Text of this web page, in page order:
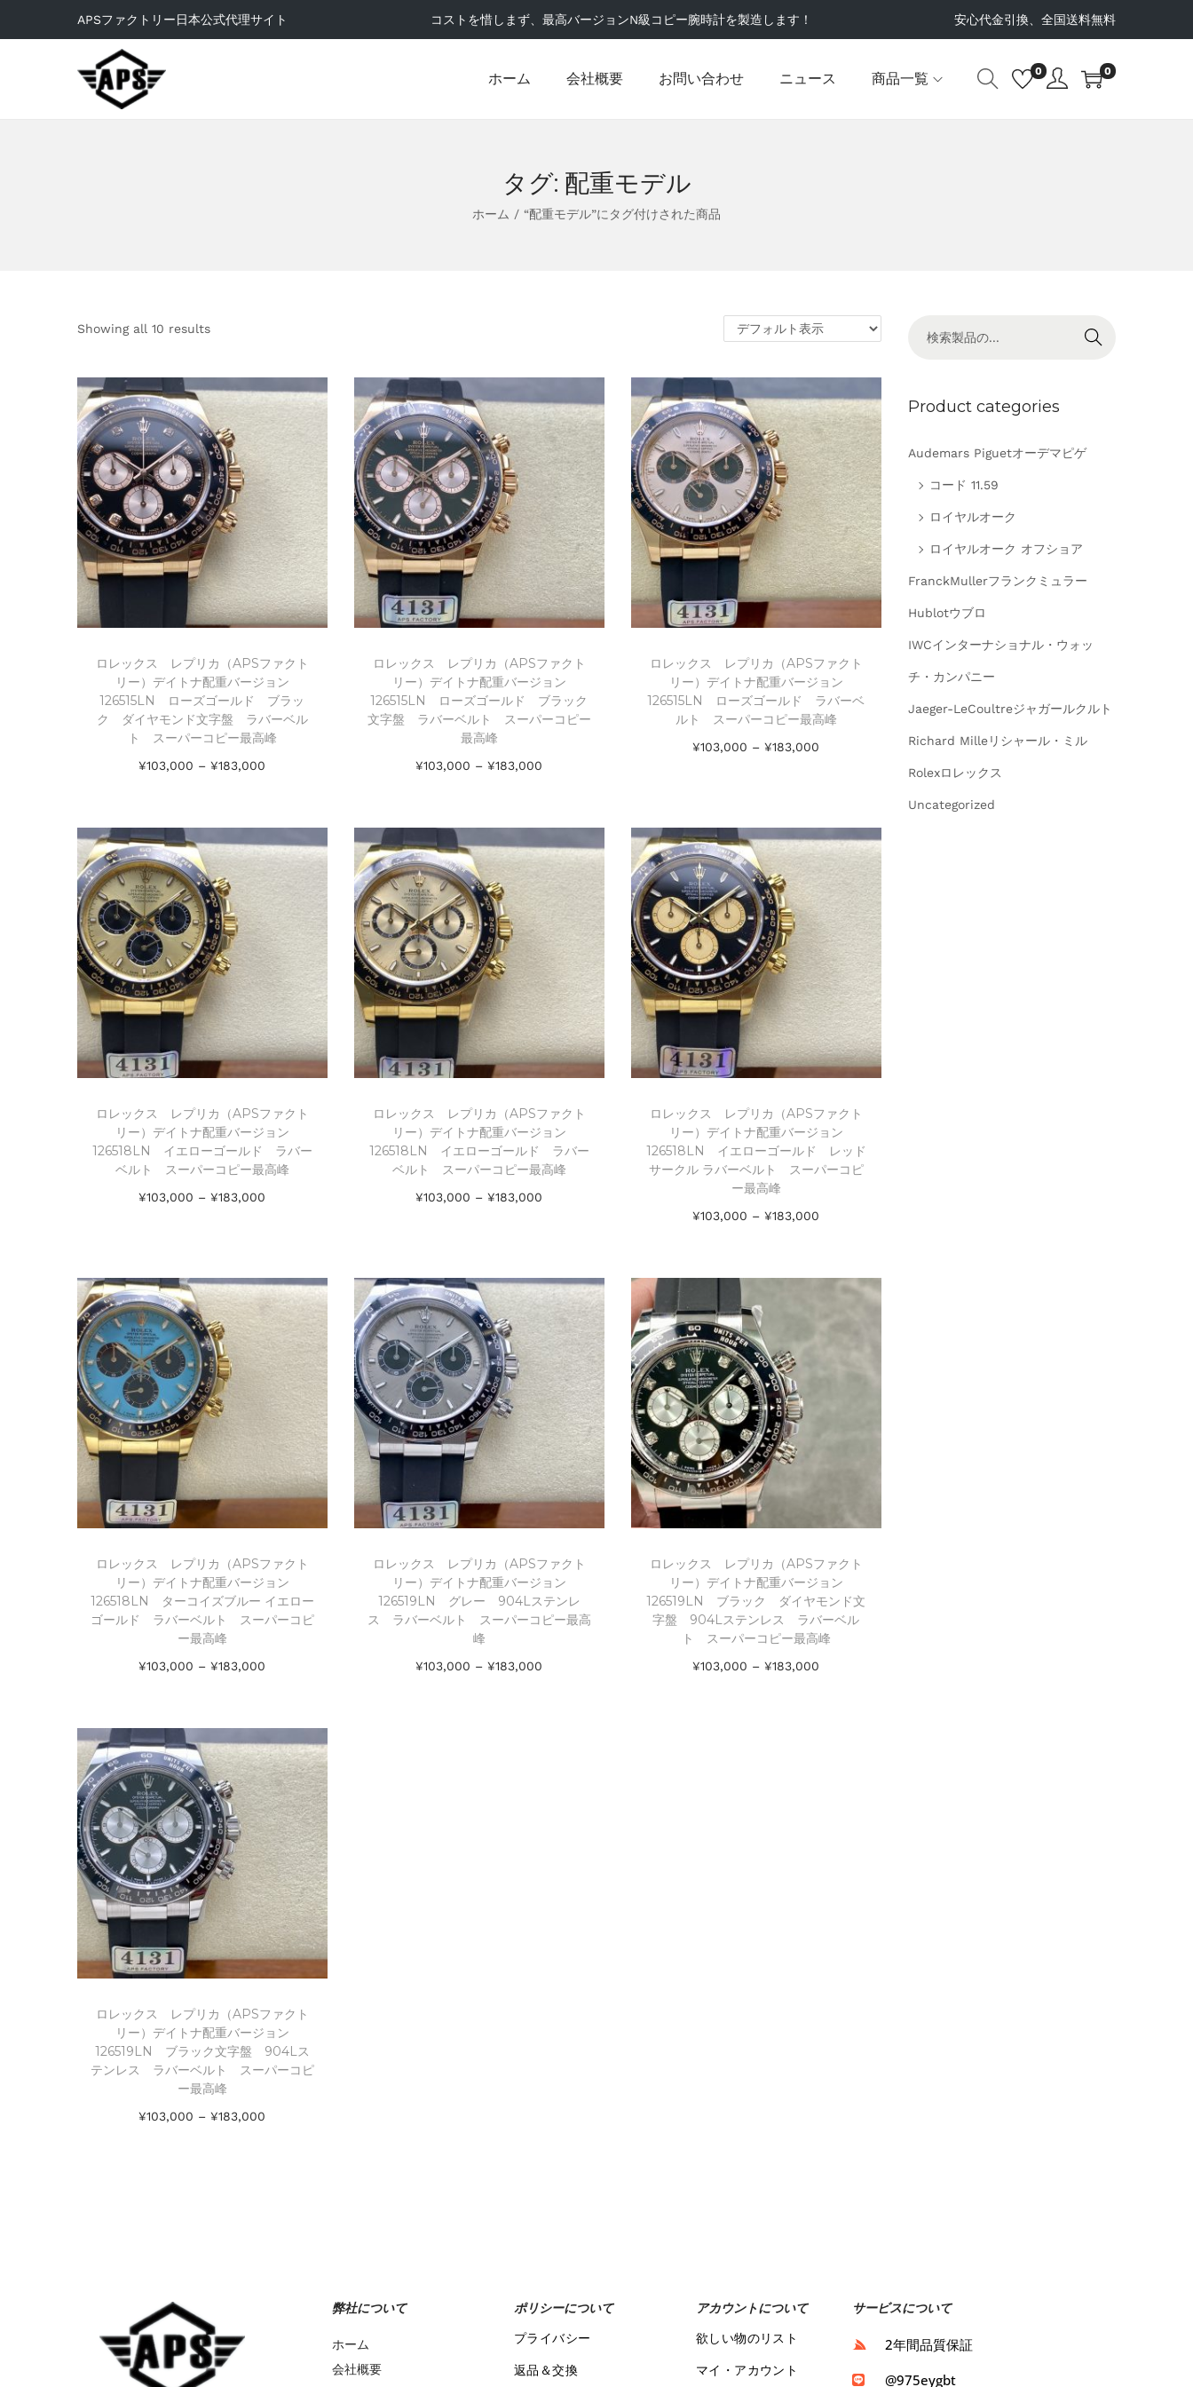
APSファクトリー日本公式代理サイト コストを惜しまず、最高バージョンN級コピー腕時計を製造します！ 安心代金引換、全国送料無料
ホーム 会社概要 お問い合わせ ニュース 商品一覧 0 0
タグ: 配重モデル
ホーム / “配重モデル”にタグ付けされた商品
Showing all 10 results
ロレックス レプリカ（APSファクト
リー）デイトナ配重バージョン
126515LN ローズゴールド ブラッ
ク ダイヤモンド文字盤 ラバーベル
ト スーパーコピー最高峰
¥103,000 –¥183,000
Add to Wishlist
ロレックス レプリカ（APSファクト
リー）デイトナ配重バージョン
126515LN ローズゴールド ブラック
文字盤 ラバーベルト スーパーコピー
最高峰
¥103,000 –¥183,000
Add to Wishlist
ロレックス レプリカ（APSファクト
リー）デイトナ配重バージョン
126515LN ローズゴールド ラバーベ
ルト スーパーコピー最高峰
¥103,000 –¥183,000
ロレックス レプリカ（APSファクト
リー）デイトナ配重バージョン
126518LN イエローゴールド ラバー
ベルト スーパーコピー最高峰
¥103,000 –¥183,000
ロレックス レプリカ（APSファクト
リー）デイトナ配重バージョン
126518LN イエローゴールド ラバー
ベルト スーパーコピー最高峰
¥103,000 –¥183,000
ロレックス レプリカ（APSファクト
リー）デイトナ配重バージョン
126518LN イエローゴールド レッド
サークル ラバーベルト スーパーコピ
ー最高峰
¥103,000 –¥183,000
Add to Wishlist
ロレックス レプリカ（APSファクト
リー）デイトナ配重バージョン
126518LN ターコイズブルー イエロー
ゴールド ラバーベルト スーパーコピ
ー最高峰
¥103,000 –¥183,000
Add to Wishlist
ロレックス レプリカ（APSファクト
リー）デイトナ配重バージョン
126519LN グレー 904Lステンレ
ス ラバーベルト スーパーコピー最高
峰
¥103,000 –¥183,000
ロレックス レプリカ（APSファクト
リー）デイトナ配重バージョン
126519LN ブラック ダイヤモンド文
字盤 904Lステンレス ラバーベル
ト スーパーコピー最高峰
¥103,000 –¥183,000
ロレックス レプリカ（APSファクト
リー）デイトナ配重バージョン
126519LN ブラック文字盤 904Lス
テンレス ラバーベルト スーパーコピ
ー最高峰
¥103,000 –¥183,000
検索
Product categories
Audemars Piguetオーデマピゲ
コード 11.59
ロイヤルオーク
ロイヤルオーク オフショア
FranckMullerフランクミュラー
Hublotウブロ
IWCインターナショナル・ウォッ
チ・カンパニー
Jaeger-LeCoultreジャガールクルト
Richard Milleリシャール・ミル
Rolexロレックス
Uncategorized
弊社について
ホーム
会社概要
ポリシーについて
プライバシー
返品＆交換
アカウントについて
欲しい物のリスト
マイ・アカウント
サービスについて
2年間品質保証
@975eygbt